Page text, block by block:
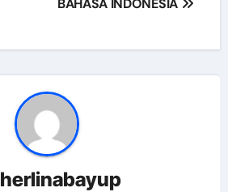
BAHASA INDONESIA
herlinabayup